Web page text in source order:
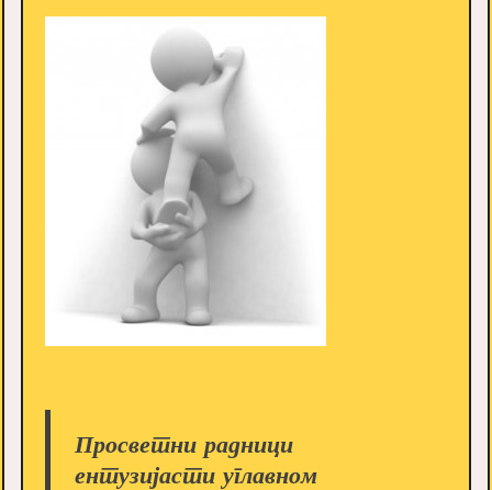
Просветни радници
ентузијасти углавном